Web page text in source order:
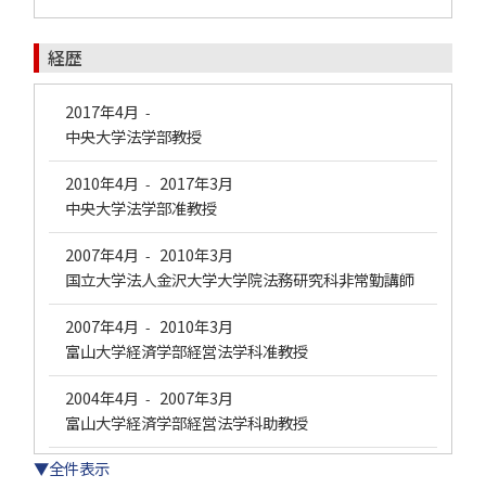
経歴
2017年4月 -
中央大学法学部教授
2010年4月 - 2017年3月
中央大学法学部准教授
2007年4月 - 2010年3月
国立大学法人金沢大学大学院法務研究科非常勤講師
2007年4月 - 2010年3月
富山大学経済学部経営法学科准教授
2004年4月 - 2007年3月
富山大学経済学部経営法学科助教授
▼全件表示